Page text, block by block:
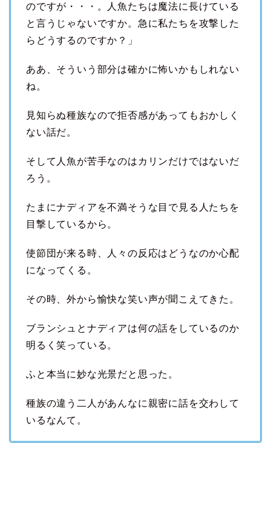
のですが・・・。人魚たちは魔法に長けている
と言うじゃないですか。急に私たちを攻撃した
らどうするのですか？」
ああ、そういう部分は確かに怖いかもしれない
ね。
見知らぬ種族なので拒否感があってもおかしく
ない話だ。
そして人魚が苦手なのはカリンだけではないだ
ろう。
たまにナディアを不満そうな目で見る人たちを
目撃しているから。
使節団が来る時、人々の反応はどうなのか心配
になってくる。
その時、外から愉快な笑い声が聞こえてきた。
ブランシュとナディアは何の話をしているのか
明るく笑っている。
ふと本当に妙な光景だと思った。
種族の違う二人があんなに親密に話を交わして
いるなんて。